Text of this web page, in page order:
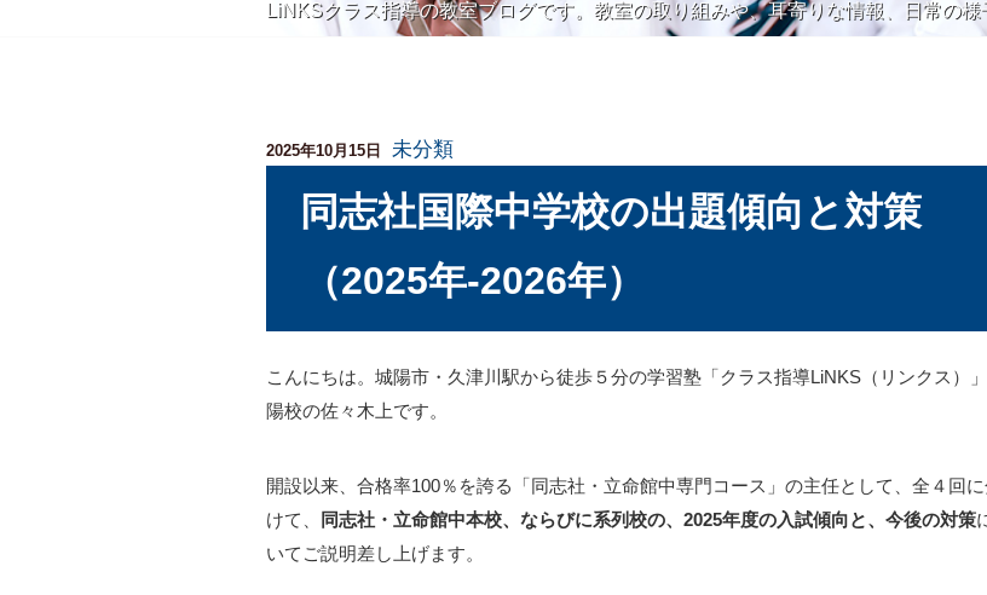
LiNKSクラス指導の教室ブログです。教室の取り組みや、耳寄りな情報、日常の様
投
2025年10月15日 未分類
同志社国際中学校の出題傾向と対策
（2025年-2026年）
こんにちは。城陽市・久津川駅から徒歩５分の学習塾「クラス指導LiNKS（リンクス）
陽校の佐々木上です。
開設以来、合格率100％を誇る「同志社・立命館中専門コース」の主任として、全４回に
けて、
同志社・立命館中本校、ならびに系列校の、2025年度の入試傾向と、今後の対策
いてご説明差し上げます。